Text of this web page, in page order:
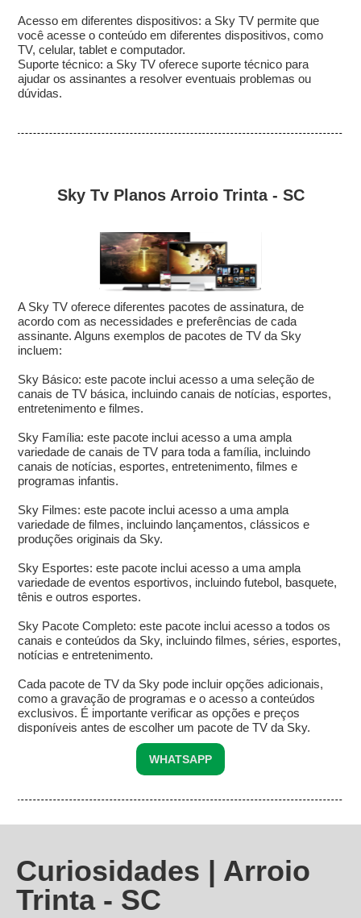
Acesso em diferentes dispositivos: a Sky TV permite que
você acesse o conteúdo em diferentes dispositivos, como
TV, celular, tablet e computador.
Suporte técnico: a Sky TV oferece suporte técnico para
ajudar os assinantes a resolver eventuais problemas ou
dúvidas.
Sky Tv Planos Arroio Trinta - SC
A Sky TV oferece diferentes pacotes de assinatura, de
acordo com as necessidades e preferências de cada
assinante. Alguns exemplos de pacotes de TV da Sky
incluem:
Sky Básico: este pacote inclui acesso a uma seleção de
canais de TV básica, incluindo canais de notícias, esportes,
entretenimento e filmes.
Sky Família: este pacote inclui acesso a uma ampla
variedade de canais de TV para toda a família, incluindo
canais de notícias, esportes, entretenimento, filmes e
programas infantis.
Sky Filmes: este pacote inclui acesso a uma ampla
variedade de filmes, incluindo lançamentos, clássicos e
produções originais da Sky.
Sky Esportes: este pacote inclui acesso a uma ampla
variedade de eventos esportivos, incluindo futebol, basquete,
tênis e outros esportes.
Sky Pacote Completo: este pacote inclui acesso a todos os
canais e conteúdos da Sky, incluindo filmes, séries, esportes,
notícias e entretenimento.
Cada pacote de TV da Sky pode incluir opções adicionais,
como a gravação de programas e o acesso a conteúdos
exclusivos. É importante verificar as opções e preços
disponíveis antes de escolher um pacote de TV da Sky.
WHATSAPP
Curiosidades | Arroio
Trinta - SC